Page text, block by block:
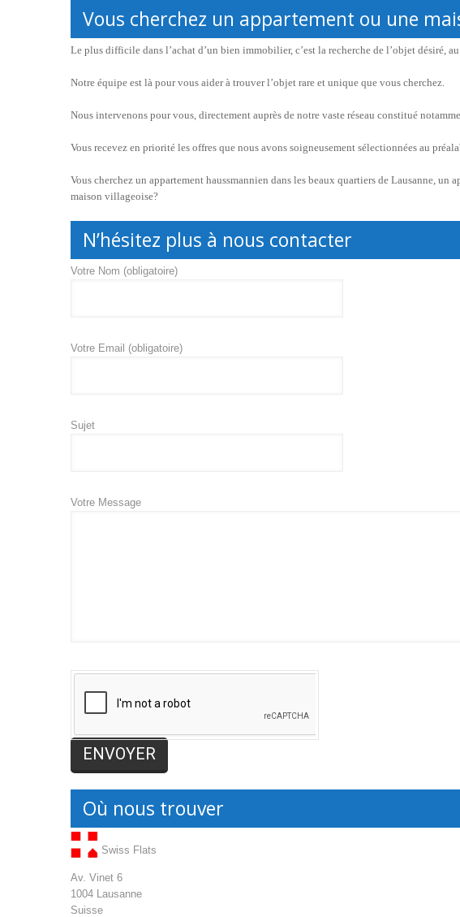
Vous cherchez un appartement ou une
Le plus difficile dans l’achat d’un bien immobilier, c’est la recherche de l’objet désiré,
Notre équipe est là pour vous aider à trouver l’objet rare et unique que vous cherchez.
Nous intervenons pour vous, directement auprès de notre vaste réseau constitué
Vous recevez en priorité les offres que nous avons soigneusement sélectionnées au
Vous cherchez un appartement haussmannien dans les beaux quartiers de Lausanne, un
maison villageoise?
N’hésitez plus à nous contacter
Votre Nom (obligatoire)
Votre Email (obligatoire)
Sujet
Votre Message
Où nous trouver
Swiss Flats
Av. Vinet 6
1004 Lausanne
Suisse